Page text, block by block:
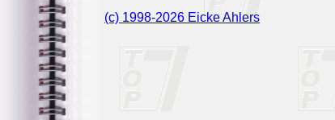
(c) 1998-2026 Eicke Ahlers